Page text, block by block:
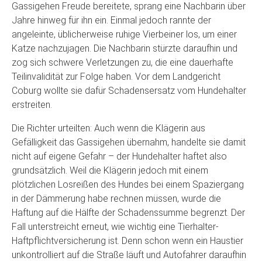
Gassigehen Freude bereitete, sprang eine Nachbarin über
Jahre hinweg für ihn ein. Einmal jedoch rannte der
angeleinte, üblicherweise ruhige Vierbeiner los, um einer
Katze nachzujagen. Die Nachbarin stürzte daraufhin und
zog sich schwere Verletzungen zu, die eine dauerhafte
Teilinvalidität zur Folge haben. Vor dem Landgericht
Coburg wollte sie dafür Schadensersatz vom Hundehalter
erstreiten.
Die Richter urteilten: Auch wenn die Klägerin aus
Gefälligkeit das Gassigehen übernahm, handelte sie damit
nicht auf eigene Gefahr – der Hundehalter haftet also
grundsätzlich. Weil die Klägerin jedoch mit einem
plötzlichen Losreißen des Hundes bei einem Spaziergang
in der Dämmerung habe rechnen müssen, wurde die
Haftung auf die Hälfte der Schadenssumme begrenzt. Der
Fall unterstreicht erneut, wie wichtig eine Tierhalter-
Haftpflichtversicherung ist. Denn schon wenn ein Haustier
unkontrolliert auf die Straße läuft und Autofahrer daraufhin